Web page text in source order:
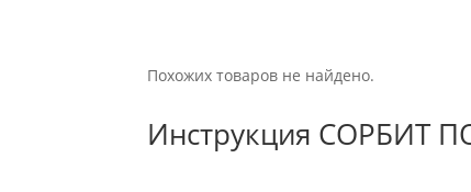
Похожих товаров не найдено.
Инструкция СОРБИТ